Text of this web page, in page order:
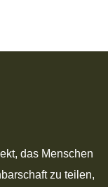
das Menschen
zu teilen,